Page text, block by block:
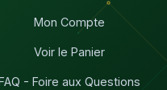
Mon Compte
Voir le Panier
- Foire aux Questions